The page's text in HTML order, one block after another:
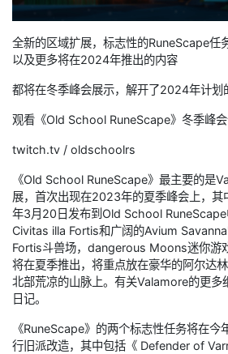
全新的区域扩展，标志性的RuneScape任
以及更多将在2024年推出的内容
都将在冬季峰会展示，解开了2024年计划
观看《Old School RuneScape》冬季峰
twitch.tv / oldschoolrs
《Old School RuneScape》最主要的是
展，首次出现在2023年的夏季峰会上，
年3月20日发布到Old School RuneScape
Civitas illa Fortis和广阔的Avium
Fortis斗兽场，dangerous Moons迷你游
将在夏季推出，将重点放在豪华的阿尔达
北部荒凉的山脉上。有关Valamore的更多
日记。
《RuneScape》的两个标志性任务将在
行旧派改造，其中包括《 Defender of